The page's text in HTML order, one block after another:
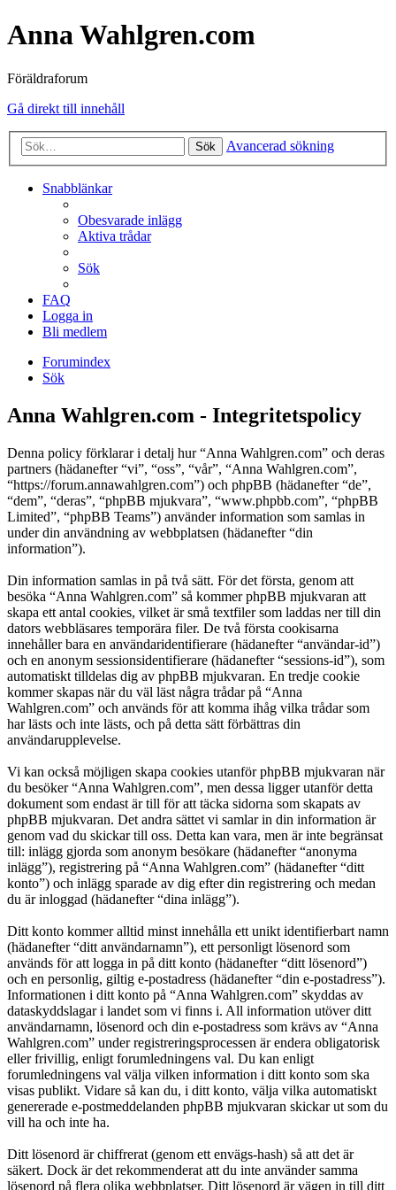
Anna Wahlgren.com
Föräldraforum
Gå direkt till innehåll
Sök Avancerad sökning
Snabblänkar
Obesvarade inlägg
Aktiva trådar
Sök
FAQ
Logga in
Bli medlem
Forumindex
Sök
Anna Wahlgren.com - Integritetspolicy
Denna policy förklarar i detalj hur “Anna Wahlgren.com” och deras
partners (hädanefter “vi”, “oss”, “vår”, “Anna Wahlgren.com”,
“https://forum.annawahlgren.com”) och phpBB (hädanefter “de”,
“dem”, “deras”, “phpBB mjukvara”, “www.phpbb.com”, “phpBB
Limited”, “phpBB Teams”) använder information som samlas in
under din användning av webbplatsen (hädanefter “din
information”).
Din information samlas in på två sätt. För det första, genom att
besöka “Anna Wahlgren.com” så kommer phpBB mjukvaran att
skapa ett antal cookies, vilket är små textfiler som laddas ner till din
dators webbläsares temporära filer. De två första cookisarna
innehåller bara en användaridentifierare (hädanefter “användar-id”)
och en anonym sessionsidentifierare (hädanefter “sessions-id”), som
automatiskt tilldelas dig av phpBB mjukvaran. En tredje cookie
kommer skapas när du väl läst några trådar på “Anna
Wahlgren.com” och används för att komma ihåg vilka trådar som
har lästs och inte lästs, och på detta sätt förbättras din
användarupplevelse.
Vi kan också möjligen skapa cookies utanför phpBB mjukvaran när
du besöker “Anna Wahlgren.com”, men dessa ligger utanför detta
dokument som endast är till för att täcka sidorna som skapats av
phpBB mjukvaran. Det andra sättet vi samlar in din information är
genom vad du skickar till oss. Detta kan vara, men är inte begränsat
till: inlägg gjorda som anonym besökare (hädanefter “anonyma
inlägg”), registrering på “Anna Wahlgren.com” (hädanefter “ditt
konto”) och inlägg sparade av dig efter din registrering och medan
du är inloggad (hädanefter “dina inlägg”).
Ditt konto kommer alltid minst innehålla ett unikt identifierbart namn
(hädanefter “ditt användarnamn”), ett personligt lösenord som
används för att logga in på ditt konto (hädanefter “ditt lösenord”)
och en personlig, giltig e-postadress (hädanefter “din e-postadress”).
Informationen i ditt konto på “Anna Wahlgren.com” skyddas av
dataskyddslagar i landet som vi finns i. All information utöver ditt
användarnamn, lösenord och din e-postadress som krävs av “Anna
Wahlgren.com” under registreringsprocessen är endera obligatorisk
eller frivillig, enligt forumledningens val. Du kan enligt
forumledningens val välja vilken information i ditt konto som ska
visas publikt. Vidare så kan du, i ditt konto, välja vilka automatiskt
genererade e-postmeddelanden phpBB mjukvaran skickar ut som du
vill ha och inte ha.
Ditt lösenord är chiffrerat (genom ett envägs-hash) så att det är
säkert. Dock är det rekommenderat att du inte använder samma
lösenord på flera olika webbplatser. Ditt lösenord är vägen in till ditt